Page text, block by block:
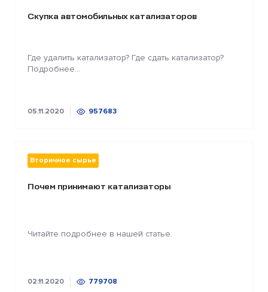
Скупка автомобильных катализаторов
Где удалить катализатор? Где сдать катализатор?
Подробнее...
05.11.2020 957683
Вторичное сырье
Почем принимают катализаторы
Читайте подробнее в нашей статье.
02.11.2020 779708